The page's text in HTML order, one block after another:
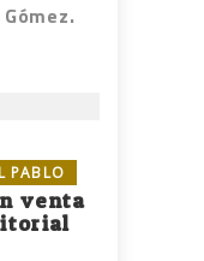
PABLO
venta